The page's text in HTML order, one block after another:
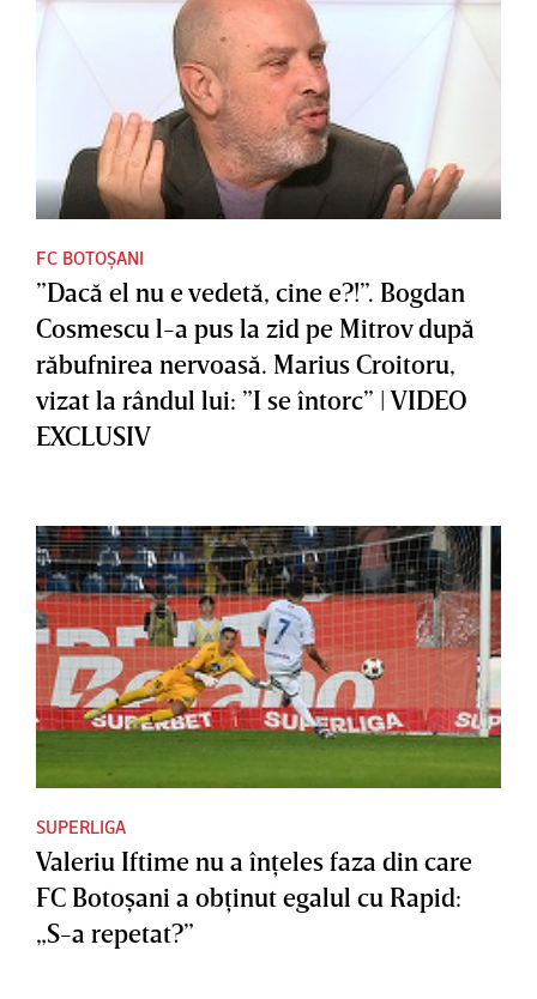
FC BOTOȘANI
”Dacă el nu e vedetă, cine e?!”. Bogdan
Cosmescu l-a pus la zid pe Mitrov după
răbufnirea nervoasă. Marius Croitoru,
vizat la rândul lui: ”I se întorc” | VIDEO
EXCLUSIV
SUPERLIGA
Valeriu Iftime nu a înţeles faza din care
FC Botoşani a obţinut egalul cu Rapid:
„S-a repetat?”